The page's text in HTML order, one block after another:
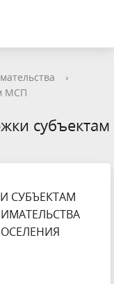
›
МСП
субъектам
СУБЪЕКТАМ